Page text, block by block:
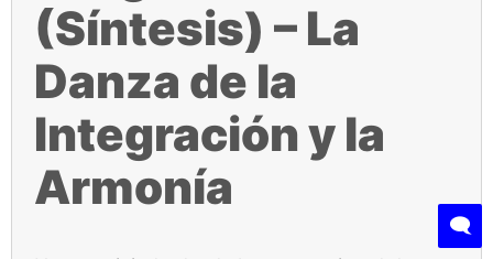
(Síntesis) – La
Danza de la
Integración y la
Armonía
🗨️